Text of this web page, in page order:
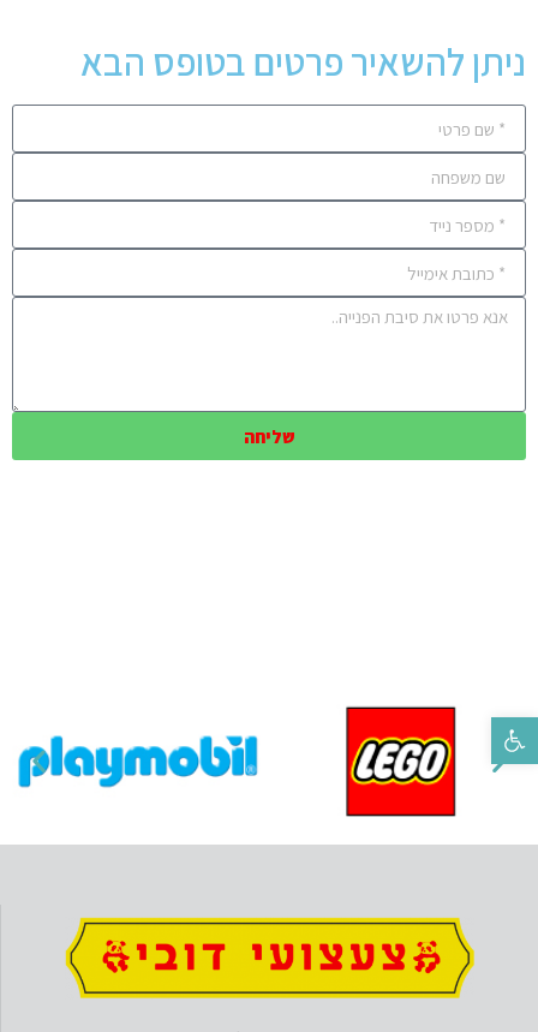
פתח סרגל נגישות
ניתן להשאיר פרטים בטופס הבא
שליחה